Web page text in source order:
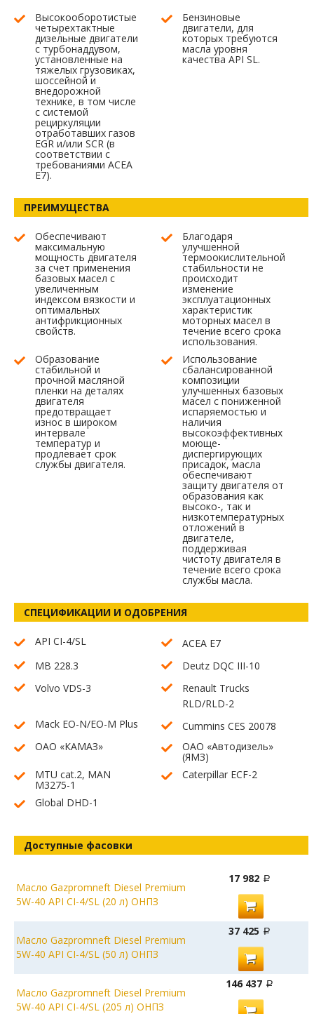
Высокооборотистые
четырехтактные
дизельные двигатели
с турбонаддувом,
установленные на
тяжелых грузовиках,
шоссейной и
внедорожной
технике, в том числе
с системой
рециркуляции
отработавших газов
EGR и/или SCR (в
соответствии с
требованиями ACEA
E7).
Бензиновые
двигатели, для
которых требуются
масла уровня
качества API SL.
ПРЕИМУЩЕСТВА
Обеспечивают
максимальную
мощность двигателя
за счет применения
базовых масел с
увеличенным
индексом вязкости и
оптимальных
антифрикционных
свойств.
Благодаря
улучшенной
термоокислительной
стабильности не
происходит
изменение
эксплуатационных
характеристик
моторных масел в
течение всего срока
использования.
Образование
стабильной и
прочной масляной
пленки на деталях
двигателя
предотвращает
износ в широком
интервале
температур и
продлевает срок
службы двигателя.
Использование
сбалансированной
композиции
улучшенных базовых
масел с пониженной
испаряемостью и
наличия
высокоэффективных
моюще-
диспергирующих
присадок, масла
обеспечивают
защиту двигателя от
образования как
высоко-, так и
низкотемпературных
отложений в
двигателе,
поддерживая
чистоту двигателя в
течение всего срока
службы масла.
СПЕЦИФИКАЦИИ И ОДОБРЕНИЯ
API CI-4/SL
ACEA E7
MB 228.3
Deutz DQC III-10
Volvo VDS-3
Renault Trucks
RLD/RLD-2
Mack EO-N/EO-M Plus
Cummins CES 20078
ОАО «КАМАЗ»
ОАО «Автодизель»
(ЯМЗ)
MTU cat.2, MAN
M3275-1
Caterpillar ECF-2
Global DHD-1
Доступные фасовки
Масло Gazpromneft Diesel Premium
5W-40 API CI-4/SL (20 л) ОНПЗ
17 982
Масло Gazpromneft Diesel Premium
5W-40 API CI-4/SL (50 л) ОНПЗ
37 425
Масло Gazpromneft Diesel Premium
5W-40 API CI-4/SL (205 л) ОНПЗ
146 437